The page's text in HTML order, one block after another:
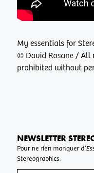
My essentials for
© David Rosane / All
prohibited without
NEWSLETTER
Pour ne rien manquer d’
Stereographics.